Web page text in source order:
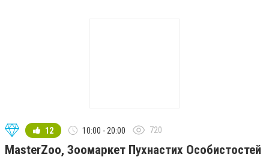
12 10:00 - 20:00 720
MasterZoo, Зоомаркет Пухнастих Особистостей